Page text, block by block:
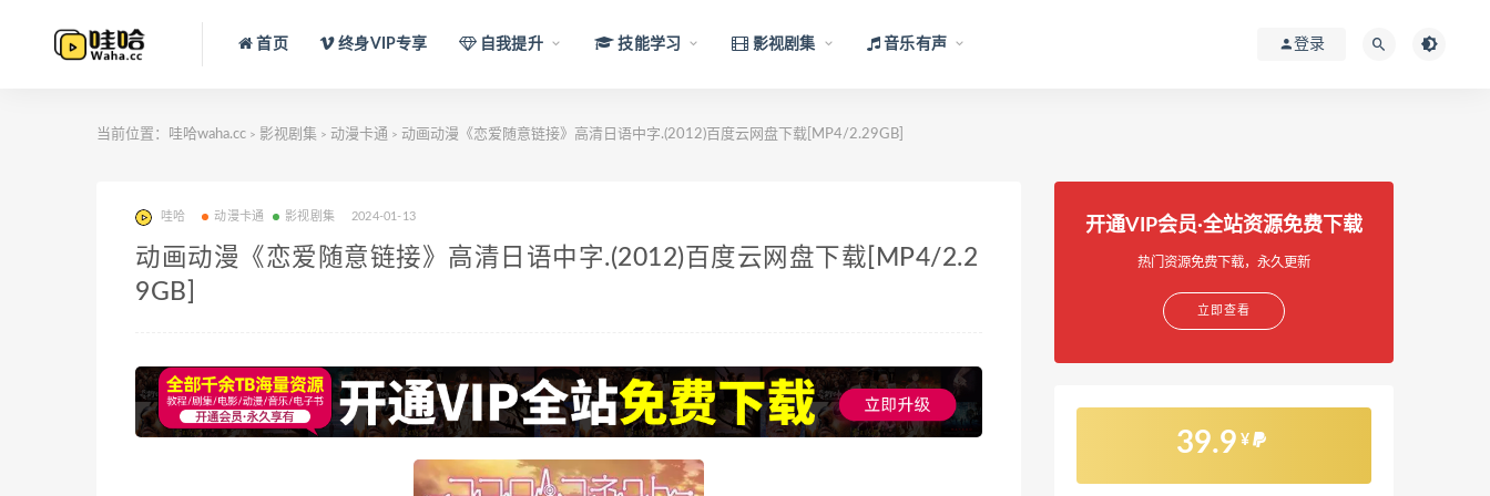
首页 终身VIP专享 自我提升 技能学习 影视剧集 音乐有声 登录
当前位置： 哇哈waha.cc > 影视剧集 > 动漫卡通 > 动画动漫《恋爱随意链接》高清日语中字.(2012)百度云网盘下载[MP4/2.29GB]
哇哈 动漫卡通 影视剧集 2024-01-13
动画动漫《恋爱随意链接》高清日语中字.(2012)百度云网盘下载[MP4/2.2
9GB]
开通VIP会员·全站资源免费下载
热门资源免费下载，永久更新
立即查看
39.9 ¥